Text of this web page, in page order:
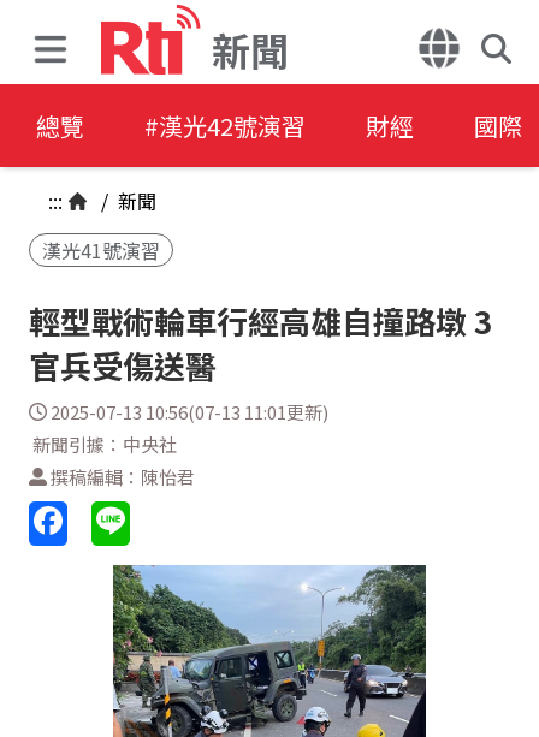
新聞
總覽 #漢光42號演習 財經 國際
::: / 新聞
漢光41號演習
輕型戰術輪車行經高雄自撞路墩 3
官兵受傷送醫
2025-07-13 10:56(07-13 11:01更新)
新聞引據：中央社
撰稿編輯：陳怡君